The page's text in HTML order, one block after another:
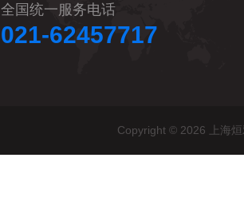
全国统一服务电话
021-62457717
Copyright © 2026 上海